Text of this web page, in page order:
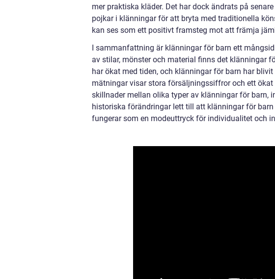
mer praktiska kläder. Det har dock ändrats på
pojkar i klänningar för att bryta med traditionella
kan ses som ett positivt framsteg mot att främja
I sammanfattning är klänningar för barn ett
av stilar, mönster och material finns det klänningar
har ökat med tiden, och klänningar för barn har
mätningar visar stora försäljningssiffror och ett
skillnader mellan olika typer av klänningar för barn,
historiska förändringar lett till att klänningar för
fungerar som en modeuttryck för individualitet och